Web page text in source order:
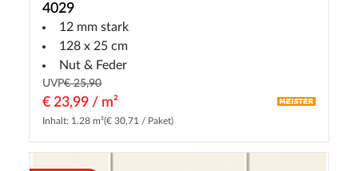
4029
12 mm stark
128 x 25 cm
Nut & Feder
UVP€ 25,90
€ 23,99 / m²
Inhalt: 1.28 m²(€ 30,71 / Paket)